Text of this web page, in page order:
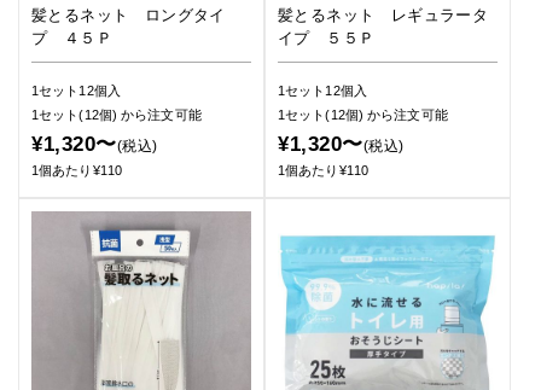
髪とるネット ロングタイ
プ ４５Ｐ
1セット12個入
1セット(12個)から注文可能
¥1,320〜(税込)
1個あたり¥110
髪とるネット レギュラータ
イプ ５５Ｐ
1セット12個入
1セット(12個)から注文可能
¥1,320〜(税込)
1個あたり¥110